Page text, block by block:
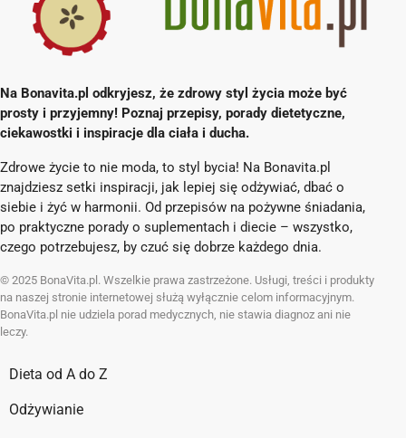
Na Bonavita.pl odkryjesz, że zdrowy styl życia może być
prosty i przyjemny! Poznaj przepisy, porady dietetyczne,
ciekawostki i inspiracje dla ciała i ducha.
Zdrowe życie to nie moda, to styl bycia! Na Bonavita.pl
znajdziesz setki inspiracji, jak lepiej się odżywiać, dbać o
siebie i żyć w harmonii. Od przepisów na pożywne śniadania,
po praktyczne porady o suplementach i diecie – wszystko,
czego potrzebujesz, by czuć się dobrze każdego dnia.
© 2025 BonaVita.pl. Wszelkie prawa zastrzeżone. Usługi, treści i produkty
na naszej stronie internetowej służą wyłącznie celom informacyjnym.
BonaVita.pl nie udziela porad medycznych, nie stawia diagnoz ani nie
leczy.
Dieta od A do Z
Odżywianie